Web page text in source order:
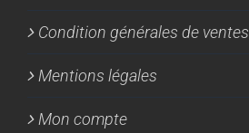
Condition générales de ventes
Mentions légales
Mon compte